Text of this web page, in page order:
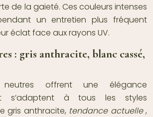
de la gaieté. Ces couleurs intenses
un entretien plus fréquent
éclat face aux rayons UV.
: gris anthracite, blanc cassé,
offrent une élégance
s’adaptent à tous les styles
gris anthracite, tendance actuelle,